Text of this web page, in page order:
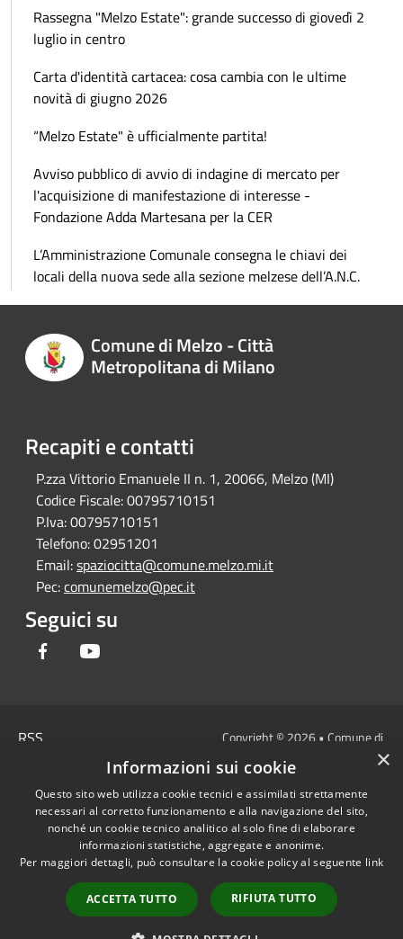
Rassegna "Melzo Estate": grande successo di giovedì 2
luglio in centro
Carta d'identità cartacea: cosa cambia con le ultime
novità di giugno 2026
“Melzo Estate" è ufficialmente partita!
Avviso pubblico di avvio di indagine di mercato per
l'acquisizione di manifestazione di interesse -
Fondazione Adda Martesana per la CER
L’Amministrazione Comunale consegna le chiavi dei
locali della nuova sede alla sezione melzese dell’A.N.C.
Comune di Melzo - Città
Metropolitana di Milano
Recapiti e contatti
P.zza Vittorio Emanuele II n. 1, 20066, Melzo (MI)
Codice Fiscale:00795710151
P.Iva:00795710151
Telefono:02951201
Email:spaziocitta@comune.melzo.mi.it
Pec:comunemelzo@pec.it
Seguici su
Facebook
RSS
Cookie
Mappa del sito
Area Interna
Dichiarazione di
accessibilità e/o
segnalazioni di non
Copyright © 2026 • Comune di
Melzo - Città Metropolitana di
Milano • Powered by
Municipium•Accesso
redazione
×
Informazioni sui cookie
Questo sito web utilizza cookie tecnici e assimilati strettamente
necessari al corretto funzionamento e alla navigazione del sito,
nonché un cookie tecnico analitico al solo fine di elaborare
informazioni statistiche, aggregate e anonime.
Per maggiori dettagli, può consultare la cookie policy al seguente link
ACCETTA TUTTO RIFIUTA TUTTO